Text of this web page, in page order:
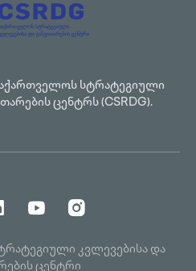
სტრატეგიული
ცენტრს (CSRDG).
კვლევებისა და
ცენტრი